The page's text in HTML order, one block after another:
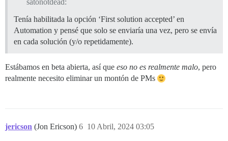
satonotdead:
Tenía habilitada la opción ‘First solution accepted’ en
Automation y pensé que solo se enviaría una vez, pero se envía
en cada solución (y/o repetidamente).
Estábamos en beta abierta, así que eso no es realmente malo, pero
realmente necesito eliminar un montón de PMs
jericson (Jon Ericson) 10 Abril, 2024 03:05
6